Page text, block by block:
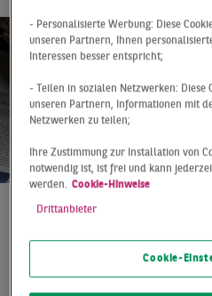
Check24 expandiert
Hauses und mietet im 1. OG
- Personalisierte Werbung: Diese
unseren Partnern, Ihnen
Interessen besser entspricht;
- Teilen in sozialen Netzwerken: Diese
unseren Partnern, Informationen mit
Netzwerken zu teilen;
Ihre Zustimmung zur Installation von
notwendig ist, ist frei und kann
werden. Cookie-Hinweise
Drittanbieter
Cookie-